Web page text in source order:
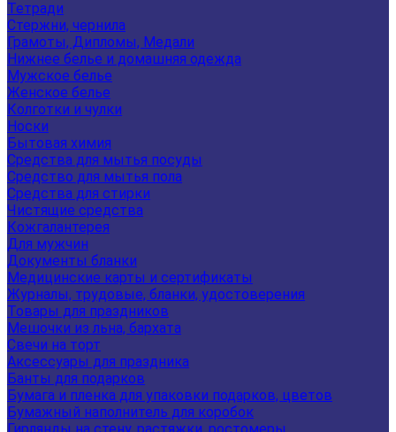
Тетради
Стержни, чернила
Грамоты, Дипломы, Медали
Нижнее белье и домашняя одежда
Мужское белье
Женское белье
Колготки и чулки
Носки
Бытовая химия
Средства для мытья посуды
Средство для мытья пола
Средства для стирки
Чистящие средства
Кожгалантерея
Для мужчин
Документы бланки
Медицинские карты и сертификаты
Журналы, трудовые, бланки, удостоверения
Товары для праздников
Мешочки из льна, бархата
Свечи на торт
Аксессуары для праздника
Банты для подарков
Бумага и пленка для упаковки подарков, цветов
Бумажный наполнитель для коробок